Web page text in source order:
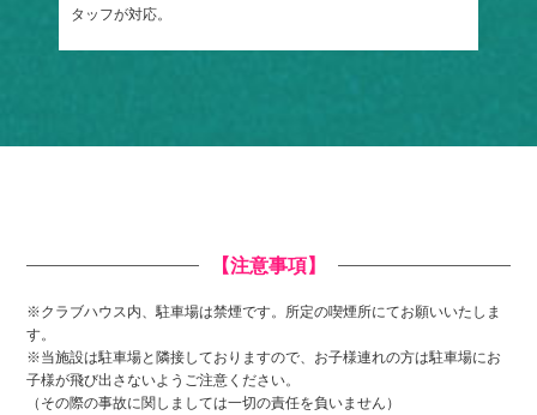
タッフが対応。
【注意事項】
※クラブハウス内、駐車場は禁煙です。所定の喫煙所にてお願いいたしま
す。
※当施設は駐車場と隣接しておりますので、お子様連れの方は駐車場にお
子様が飛び出さないようご注意ください。
（その際の事故に関しましては一切の責任を負いません）